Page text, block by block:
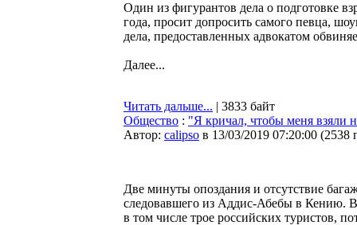
Один из фигурантов дела о подготовке
года, просит допросить самого певца,
дела, предоставленных адвокатом
Далее...
Читать дальше... | 3833 байт
Общество : "Я кричал, чтобы меня
Автор: calipso в 13/03/2019 07:20:00 (2538
Две минуты опоздания и отсутствие
следовавшего из Аддис-Абебы в Кению. В
в том числе трое российских туристов,